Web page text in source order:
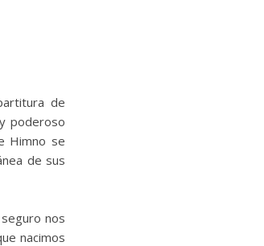
de
poderoso
Himno se
de sus
nos
nacimos